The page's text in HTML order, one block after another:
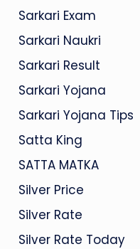
Sarkari Exam
Sarkari Naukri
Sarkari Result
Sarkari Yojana
Sarkari Yojana Tips
Satta King
SATTA MATKA
Silver Price
Silver Rate
Silver Rate Today